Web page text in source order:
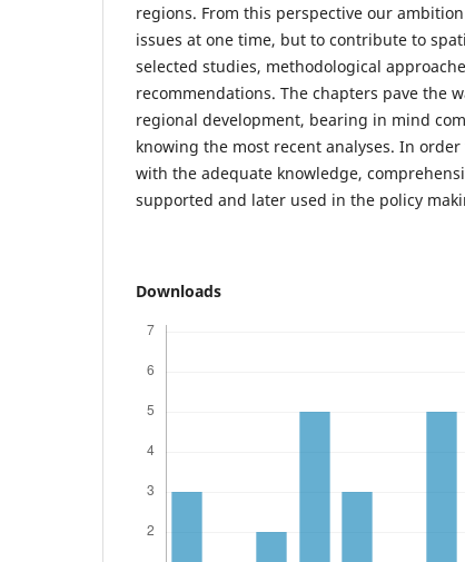
regions. From this perspective our
issues at one time, but to contribute to
selected studies, methodological
recommendations. The chapters pave the
regional development, bearing in mind
knowing the most recent analyses. In
with the adequate knowledge,
supported and later used in the policy
Downloads